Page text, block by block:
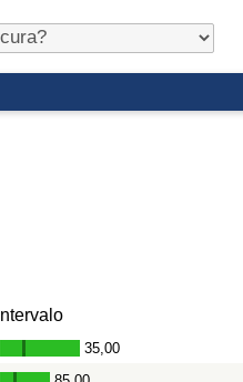
Intervalo
- 35,00